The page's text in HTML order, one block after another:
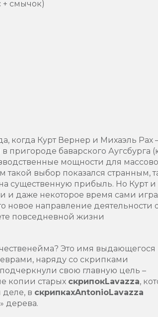
+ смычок)
когда Курт Вернер и Михаэль Рах
баварского Аугсбурга
мощности для
такой выбор показался странным,
существенную прибыль. Но Курт и
и даже некоторое время сами
новое направление деятельности
повседневной жизни
нейма? Это имя выдающегося
наряду со скрипками
свою главную цель –
копии старых скрипокLavazza,
деле, в скрипкахAntonioLavazza
дерева.